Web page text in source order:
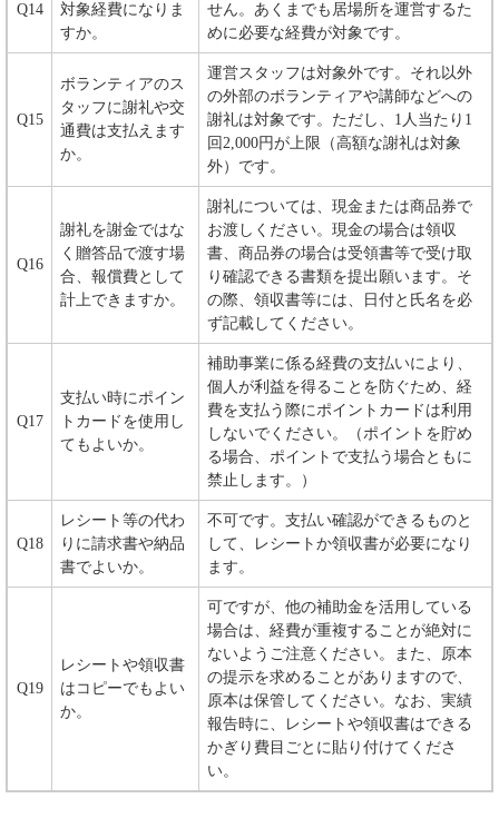
Q14
対象経費になりま
すか。
せん。あくまでも居場所を運営するた
めに必要な経費が対象です。
Q15
ボランティアのス
タッフに謝礼や交
通費は支払えます
か。
運営スタッフは対象外です。それ以外
の外部のボランティアや講師などへの
謝礼は対象です。ただし、1人当たり1
回2,000円が上限（高額な謝礼は対象
外）です。
Q16
謝礼を謝金ではな
く贈答品で渡す場
合、報償費として
計上できますか。
謝礼については、現金または商品券で
お渡しください。現金の場合は領収
書、商品券の場合は受領書等で受け取
り確認できる書類を提出願います。そ
の際、領収書等には、日付と氏名を必
ず記載してください。
Q17
支払い時にポイン
トカードを使用し
てもよいか。
補助事業に係る経費の支払いにより、
個人が利益を得ることを防ぐため、経
費を支払う際にポイントカードは利用
しないでください。（ポイントを貯め
る場合、ポイントで支払う場合ともに
禁止します。）
Q18
レシート等の代わ
りに請求書や納品
書でよいか。
不可です。支払い確認ができるものと
して、レシートか領収書が必要になり
ます。
Q19
レシートや領収書
はコピーでもよい
か。
可ですが、他の補助金を活用している
場合は、経費が重複することが絶対に
ないようご注意ください。また、原本
の提示を求めることがありますので、
原本は保管してください。なお、実績
報告時に、レシートや領収書はできる
かぎり費目ごとに貼り付けてくださ
い。